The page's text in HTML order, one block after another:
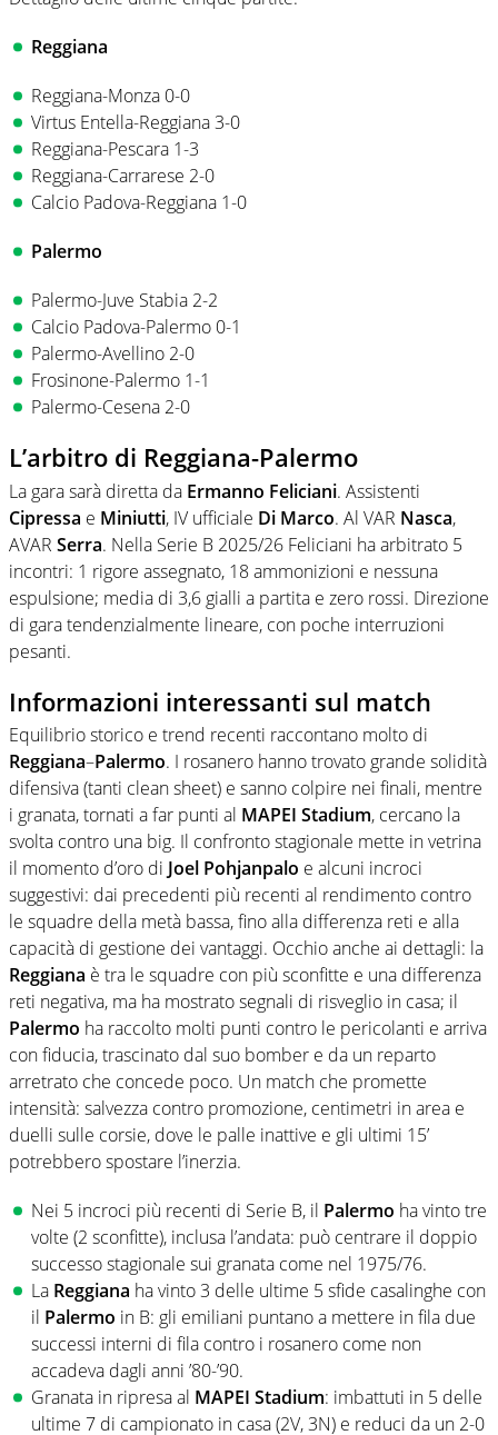
Reggiana
Reggiana-Monza 0-0
Virtus Entella-Reggiana 3-0
Reggiana-Pescara 1-3
Reggiana-Carrarese 2-0
Calcio Padova-Reggiana 1-0
Palermo
Palermo-Juve Stabia 2-2
Calcio Padova-Palermo 0-1
Palermo-Avellino 2-0
Frosinone-Palermo 1-1
Palermo-Cesena 2-0
L’arbitro di Reggiana-Palermo
La gara sarà diretta da Ermanno Feliciani. Assistenti
Cipressa e Miniutti, IV ufficiale Di Marco. Al VAR Nasca,
AVAR Serra. Nella Serie B 2025/26 Feliciani ha arbitrato 5
incontri: 1 rigore assegnato, 18 ammonizioni e nessuna
espulsione; media di 3,6 gialli a partita e zero rossi. Direzione
di gara tendenzialmente lineare, con poche interruzioni
pesanti.
Informazioni interessanti sul match
Equilibrio storico e trend recenti raccontano molto di
Reggiana–Palermo. I rosanero hanno trovato grande solidità
difensiva (tanti clean sheet) e sanno colpire nei finali, mentre
i granata, tornati a far punti al MAPEI Stadium, cercano la
svolta contro una big. Il confronto stagionale mette in vetrina
il momento d’oro di Joel Pohjanpalo e alcuni incroci
suggestivi: dai precedenti più recenti al rendimento contro
le squadre della metà bassa, fino alla differenza reti e alla
capacità di gestione dei vantaggi. Occhio anche ai dettagli: la
Reggiana è tra le squadre con più sconfitte e una differenza
reti negativa, ma ha mostrato segnali di risveglio in casa; il
Palermo ha raccolto molti punti contro le pericolanti e arriva
con fiducia, trascinato dal suo bomber e da un reparto
arretrato che concede poco. Un match che promette
intensità: salvezza contro promozione, centimetri in area e
duelli sulle corsie, dove le palle inattive e gli ultimi 15’
potrebbero spostare l’inerzia.
Nei 5 incroci più recenti di Serie B, il Palermo ha vinto tre
volte (2 sconfitte), inclusa l’andata: può centrare il doppio
successo stagionale sui granata come nel 1975/76.
La Reggiana ha vinto 3 delle ultime 5 sfide casalinghe con
il Palermo in B: gli emiliani puntano a mettere in fila due
successi interni di fila contro i rosanero come non
accadeva dagli anni ’80-’90.
Granata in ripresa al MAPEI Stadium: imbattuti in 5 delle
ultime 7 di campionato in casa (2V, 3N) e reduci da un 2-0